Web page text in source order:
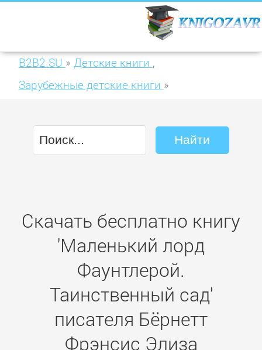
B2B2.SU » Детские книги ,
Зарубежные детские книги »
Таинственный сад
Скачать бесплатно книгу
'Маленький лорд
Фаунтлерой.
Таинственный сад'
писателя Бёрнетт
Фрэнсис Элиза